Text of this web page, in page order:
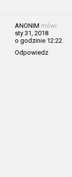
ANONIM mówi:
sty 31, 2018
o godzinie 12:22
Odpowiedz